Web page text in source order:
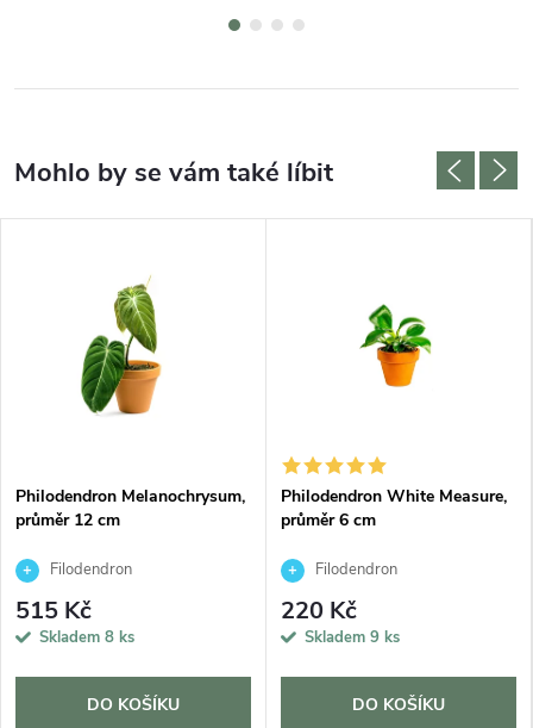
Philodendron Melanochrysum,
průměr 12 cm
Filodendron
515 Kč
Skladem 8 ks
DO KOŠÍKU
Philodendron White Measure,
průměr 6 cm
Filodendron
220 Kč
Skladem 9 ks
DO KOŠÍKU